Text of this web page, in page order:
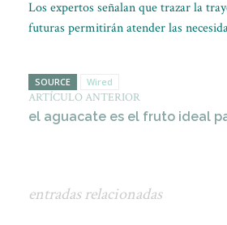
Los expertos señalan que trazar la
futuras permitirán atender las
SOURCE Wired
ARTÍCULO ANTERIOR
el aguacate es el fruto ideal
entradas relacionadas